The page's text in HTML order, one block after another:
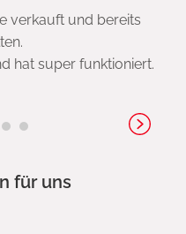
verkauft und bereits
hat super funktioniert.
für uns